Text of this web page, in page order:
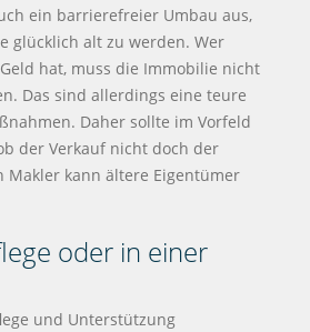
ein barrierefreier Umbau aus,
glücklich alt zu werden. Wer
hat, muss die Immobilie nicht
Das sind allerdings eine teure
Daher sollte im Vorfeld
der Verkauf nicht doch der
Makler kann ältere Eigentümer
oder in einer
und Unterstützung